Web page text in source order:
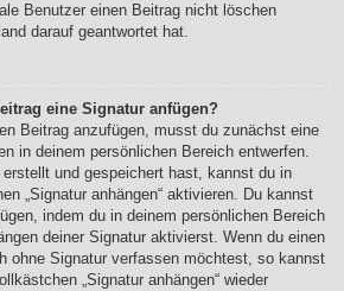
Benutzer einen Beitrag nicht löschen
darauf geantwortet hat.
eine Signatur anfügen?
Beitrag anzufügen, musst du zunächst eine
in deinem persönlichen Bereich entwerfen.
und gespeichert hast, kannst du in
„Signatur anhängen“ aktivieren. Du kannst
indem du in deinem persönlichen Bereich
deiner Signatur aktivierst. Wenn du einen
ohne Signatur verfassen möchtest, so kannst
„Signatur anhängen“ wieder